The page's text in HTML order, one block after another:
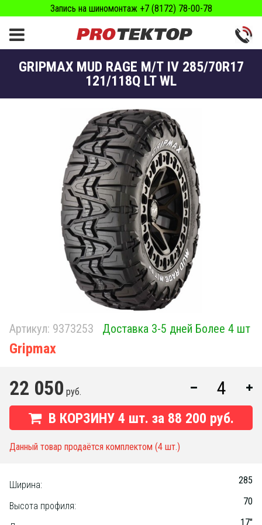
Запись на шиномонтаж +7 (8172) 78-00-78
GRIPMAX MUD RAGE M/T IV 285/70R17
121/118Q LT WL
Артикул: 9373253 Доставка 3-5 дней Более 4 шт
Gripmax
22 050 руб.
В КОРЗИНУ 4 шт. за 88 200 руб.
Данный товар продаётся комплектом (4 шт.)
Ширина: 285
Высота профиля: 70
17"